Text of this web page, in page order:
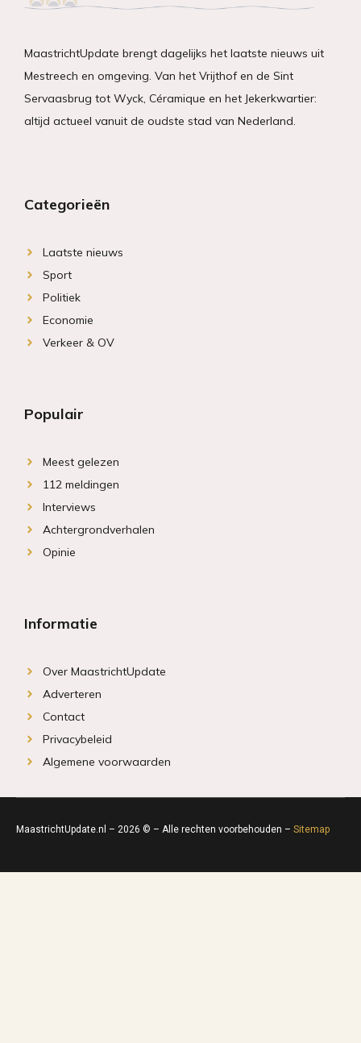
MaastrichtUpdate brengt dagelijks het laatste nieuws uit
Mestreech en omgeving. Van het Vrijthof en de Sint
Servaasbrug tot Wyck, Céramique en het Jekerkwartier:
altijd actueel vanuit de oudste stad van Nederland.
Categorieën
Laatste nieuws
Sport
Politiek
Economie
Verkeer & OV
Populair
Meest gelezen
112 meldingen
Interviews
Achtergrondverhalen
Opinie
Informatie
Over MaastrichtUpdate
Adverteren
Contact
Privacybeleid
Algemene voorwaarden
MaastrichtUpdate.nl – 2026 © – Alle rechten voorbehouden – Sitemap